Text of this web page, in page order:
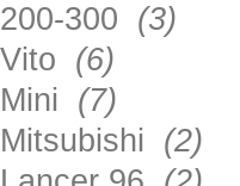
200-300 (3)
Vito (6)
Mini (7)
Mitsubishi (2)